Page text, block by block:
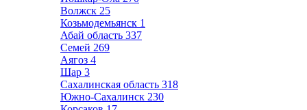
Волжск 25
Козьмодемьянск 1
Абай область 337
Семей 269
Аягоз 4
Шар 3
Сахалинская область 318
Южно-Сахалинск 230